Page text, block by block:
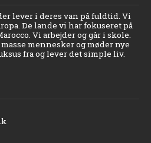
lever i deres van på fuldtid. Vi
De lande vi har fokuseret på
Vi arbejder og går i skole.
mennesker og møder nye
fra og lever det simple liv.